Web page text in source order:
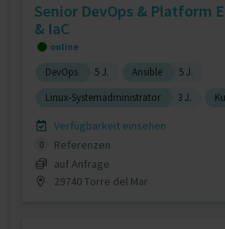
Senior DevOps & Platform
& IaC
online
DevOps 5 J. Ansible
5 J.
Linux-Systemadministrator
3 J.
Verfügbarkeit einsehen
0
Referenzen
auf Anfrage
29740 Torre del Mar